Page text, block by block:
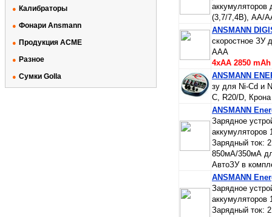
● Калибраторы
● Фонари Ansmann
● Продукция ACME
● Разное
● Сумки Golla
аккумуляторов
(3,7/7,4В), AA/
ANSMANN
скоростное ЗУ
ААА
4xAA 2850
ANSMANN
зу для Ni-Cd и
С, R20/D, Крона
ANSMANN
Зарядное
Зарядный ток:
850мА/350мА
АвтоЗУ в
ANSMANN
Зарядное
Зарядный ток: